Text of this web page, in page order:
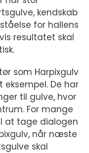
kendskab
for hallens
resultatet skal
som Harpixgulv
De har
til gulve, hvor
For mange
at tage dialogen
når næste
skal